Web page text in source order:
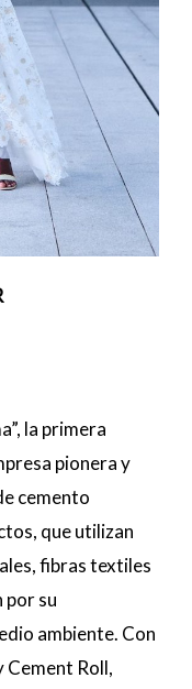
la primera
pionera y
cemento
que utilizan
fibras textiles
por su
ambiente. Con
Cement Roll,